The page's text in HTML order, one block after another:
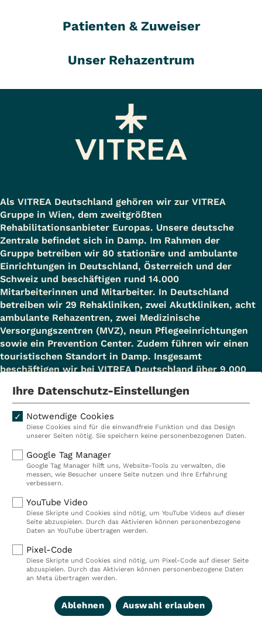
Patienten & Zuweiser
Unser Rehazentrum
Als VITREA Deutschland gehören wir zur VITREA
Gruppe in Wien, dem zweitgrößten
Rehabilitationsanbieter Europas. Unsere deutsche
Zentrale befindet sich in Damp. Im Rahmen der
Gruppe betreiben wir 80 stationäre und ambulante
Einrichtungen in Deutschland, Österreich und der
Schweiz und beschäftigen rund 14.000
Mitarbeiterinnen und Mitarbeiter. In Deutschland
betreiben wir 29 Rehakliniken, zwei Akutkliniken, acht
ambulante Rehazentren, zwei Medizinische
Versorgungszentren (MVZ), neun Pflegeeinrichtungen
sowie ein Prevention Center. Zudem führen wir einen
touristischen Standort in Damp. Insgesamt
beschäftigen wir bei VITREA Deutschland über 9.000
Kliniken
Ambulant
Reha
Prävention
Karriere
VITREA Deutschland
IMPRESSUM
HINWEISGEBERSYSTEM
AUFSICHTSBEHÖRDEN
Ihre Datenschutz-Einstellungen
Notwendige Cookies
Diese Cookies sind für die einwandfreie Funktion und das Design
unserer Seiten nötig. Sie speichern keine personenbezogenen Daten.
Google Tag Manager
Google Tag Manager hilft uns, Website-Tools zu verwalten, die
messen, wie Besucher unsere Seite nutzen und Ihre Erfahrung
verbessern.
YouTube Video
Diese Skripte und Cookies sind nötig, um YouTube Videos auf dieser
Seite abzuspielen. Durch das Aktivieren können personenbezogene
Daten an YouTube übertragen werden.
Pixel-Code
Diese Skripte und Cookies sind nötig, um Pixel-Code auf dieser Seite
abzuspielen. Durch das Aktivieren können personenbezogene Daten
an Meta übertragen werden.
Ablehnen Auswahl erlauben